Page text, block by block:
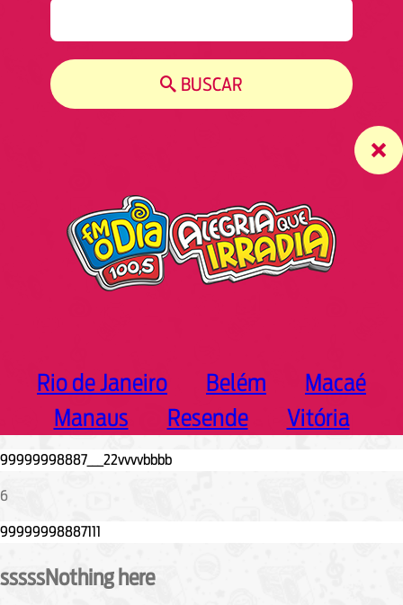
BUSCAR
Rio de Janeiro Belém
Macaé
Manaus
Resende Vitória
6
sssssNothing here